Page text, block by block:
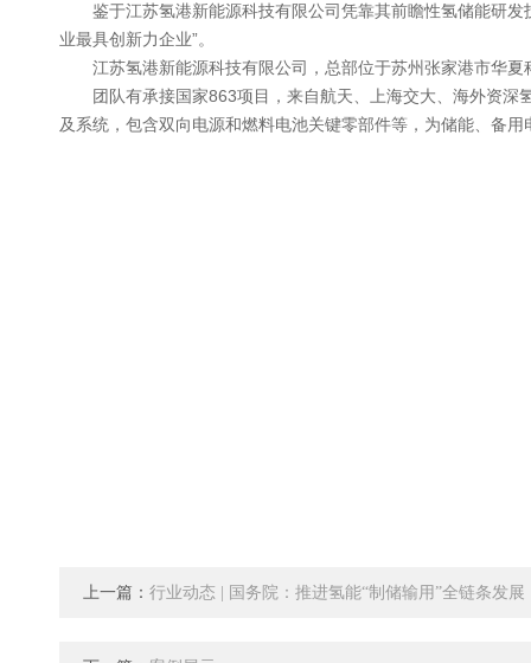
鉴于江苏氢港新能源科技有限公司凭靠其前瞻性氢储能研
业最具创新力企业”。
江苏氢港新能源科技有限公司，总部位于苏州张家港市华
团队有承接国家863项目，来自航天、上海交大、海外资
及系统，包含双向电源和燃料电池关键零部件等，为储能、备
上一篇： 行业动态 | 国务院：推进氢能“制储输用”全链条发展